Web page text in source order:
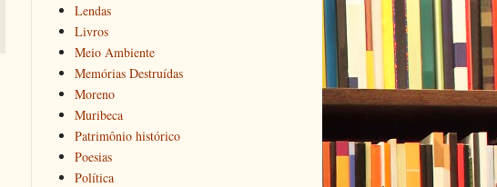
Lendas
Livros
Meio Ambiente
Memórias Destruídas
Moreno
Muribeca
Patrimônio histórico
Poesias
Política